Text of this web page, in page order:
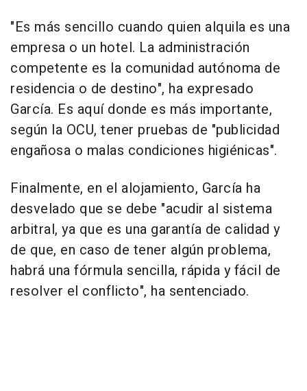
"Es más sencillo cuando quien alquila es una
empresa o un hotel. La administración
competente es la comunidad autónoma de
residencia o de destino", ha expresado
García. Es aquí donde es más importante,
según la OCU, tener pruebas de "publicidad
engañosa o malas condiciones higiénicas".
Finalmente, en el alojamiento, García ha
desvelado que se debe "acudir al sistema
arbitral, ya que es una garantía de calidad y
de que, en caso de tener algún problema,
habrá una fórmula sencilla, rápida y fácil de
resolver el conflicto", ha sentenciado.